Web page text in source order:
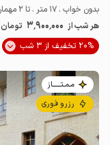
بدون خواب . 17 متر . تا 2 مهمان
هر شب از 3٬900٬000 تومان
20% تخفیف از 3 شب
مـمـتــــــاز
رزرو فوری